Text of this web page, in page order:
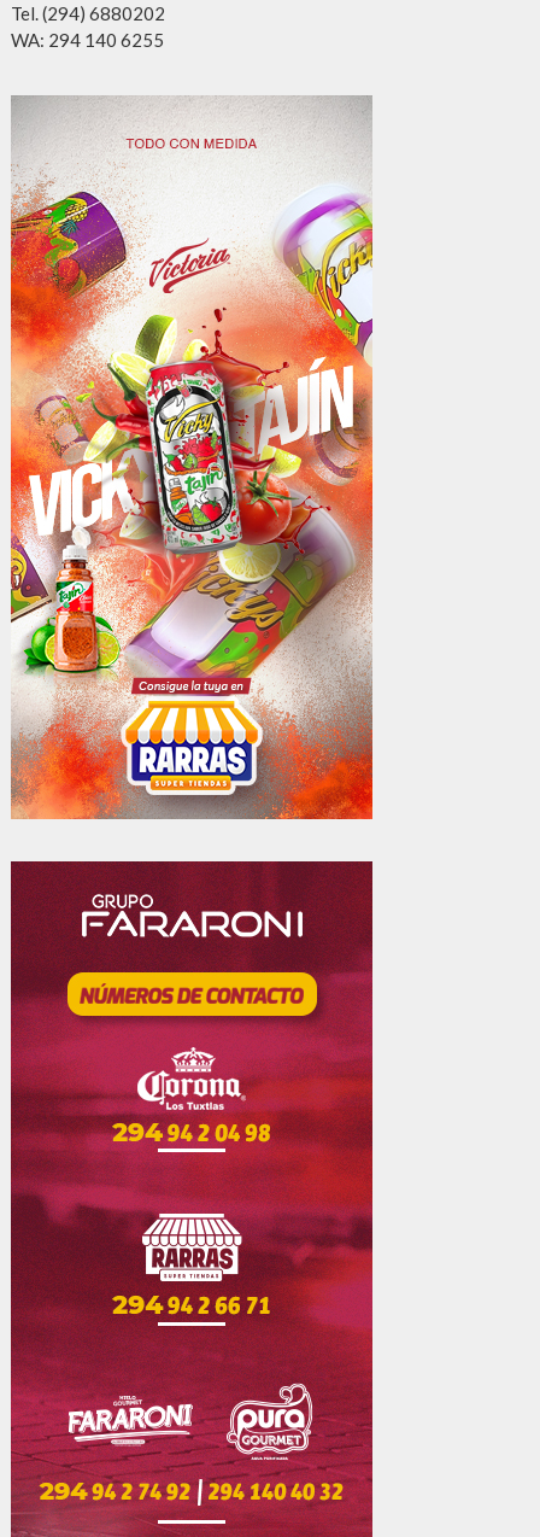
Tel. (294) 6880202
WA: 294 140 6255